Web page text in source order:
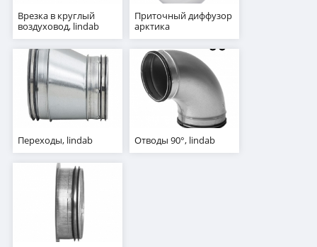
Врезка в круглый
воздуховод, lindab
Приточный диффузор
арктика
Переходы, lindab Отводы 90°, lindab